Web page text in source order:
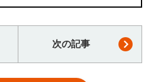
次の記事